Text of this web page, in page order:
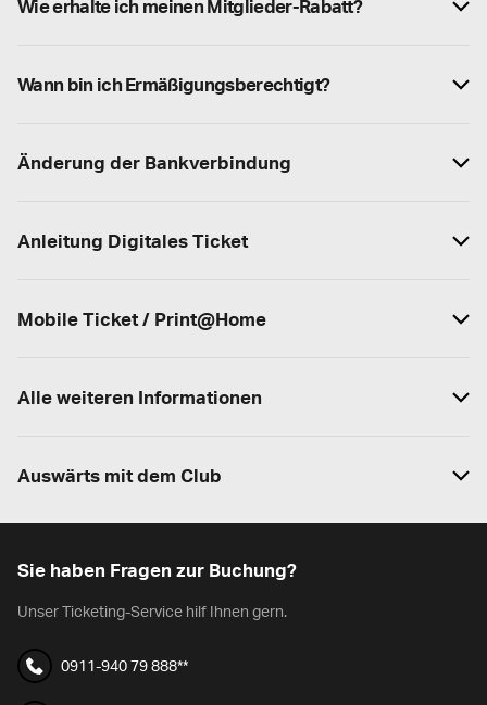
Wie erhalte ich meinen Mitglieder-Rabatt?
Wann bin ich Ermäßigungsberechtigt?
Änderung der Bankverbindung
Anleitung Digitales Ticket
Mobile Ticket / Print@Home
Alle weiteren Informationen
Auswärts mit dem Club
Sie haben Fragen zur Buchung?
Unser Ticketing-Service hilf Ihnen gern.
0911-940 79 888**